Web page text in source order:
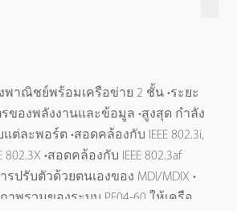
พาณิชย์พร้อมเครือข่าย 2 ชั้น •ระยะ
รของพลังงานและข้อมูล •สูงสุด กําลัง
ต่ละพอร์ต •สอดคล้องกับ IEEE 802.3i,
802.3X •สอดคล้องกับ IEEE 802.3af
ารปรับตัวด้วยตนเองของ MDI/MDIX •
พรวมของระบบ PE04-60 ให้เครือ